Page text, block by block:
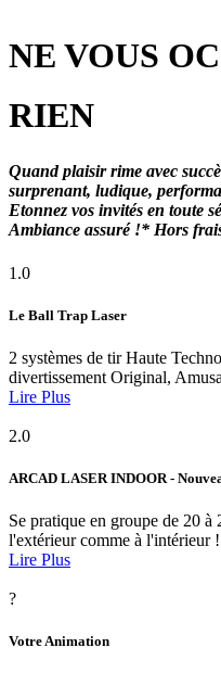
NE VOUS
RIEN
Quand plaisir rime avec
surprenant, ludique,
Etonnez vos invités en toute
Ambiance assuré !* Hors
1.0
Le Ball Trap Laser
2 systèmes de tir Haute
divertissement Original,
Lire Plus
2.0
ARCAD LASER INDOOR -
Se pratique en groupe de 20 à
l'extérieur comme à l'intérieur !
Lire Plus
?
VotreAnimation